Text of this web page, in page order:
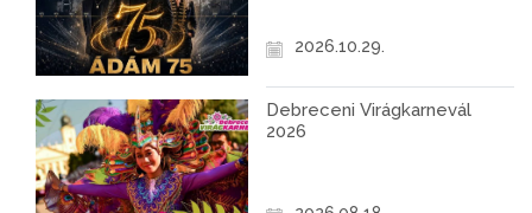
2026.10.29.
Debreceni Virágkarnevál
2026